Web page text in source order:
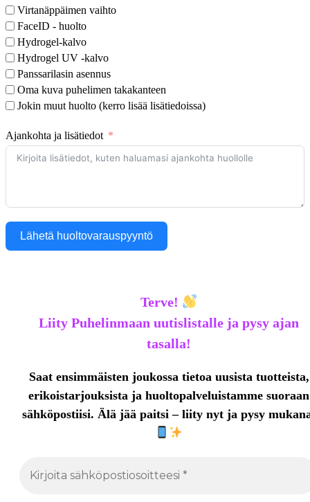
Virtanäppäimen vaihto
FaceID - huolto
Hydrogel-kalvo
Hydrogel UV -kalvo
Panssarilasin asennus
Oma kuva puhelimen takakanteen
Jokin muut huolto (kerro lisää lisätiedoissa)
Ajankohta ja lisätiedot
Lähetä huoltovarauspyyntö
Terve!
Liity Puhelinmaan uutislistalle ja pysy ajan
tasalla!
Saat ensimmäisten joukossa tietoa uusista tuotteista,
erikoistarjouksista ja huoltopalveluistamme suoraan
sähköpostiisi. Älä jää paitsi – liity nyt ja pysy